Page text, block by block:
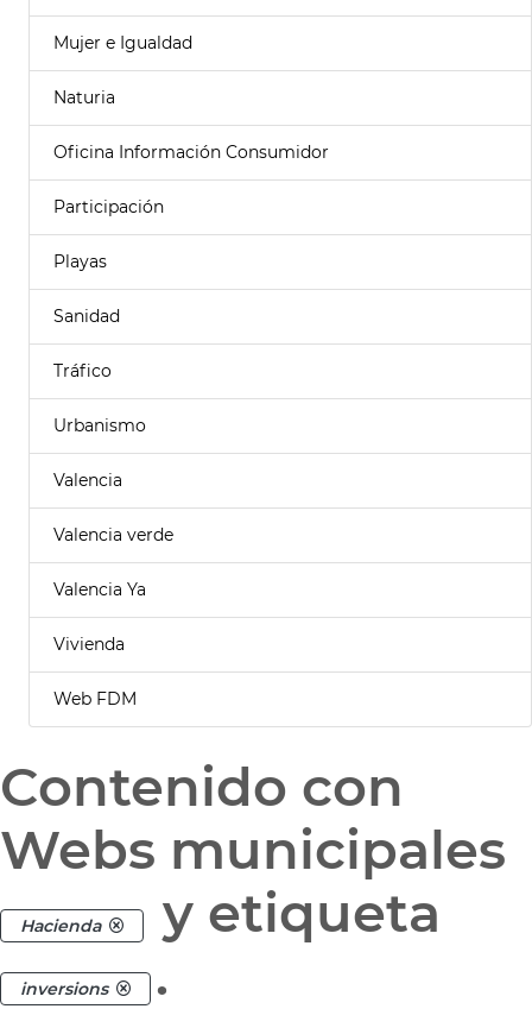
Mujer e Igualdad
Naturia
Oficina Información Consumidor
Participación
Playas
Sanidad
Tráfico
Urbanismo
Valencia
Valencia verde
Valencia Ya
Vivienda
Web FDM
Contenido con
Webs municipales
Hacienda y etiqueta
inversions .